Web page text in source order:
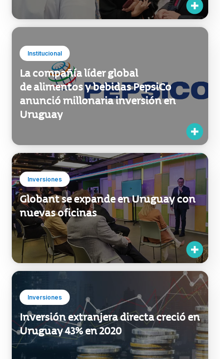
Institucional
La compañía líder global
de alimentos y bebidas PepsiCo
anunció millonaria inversión en
Uruguay
Inversiones
Globant se expande en Uruguay con
nuevas oficinas
Inversiones
Inversión extranjera directa creció en
Uruguay 43% en 2020